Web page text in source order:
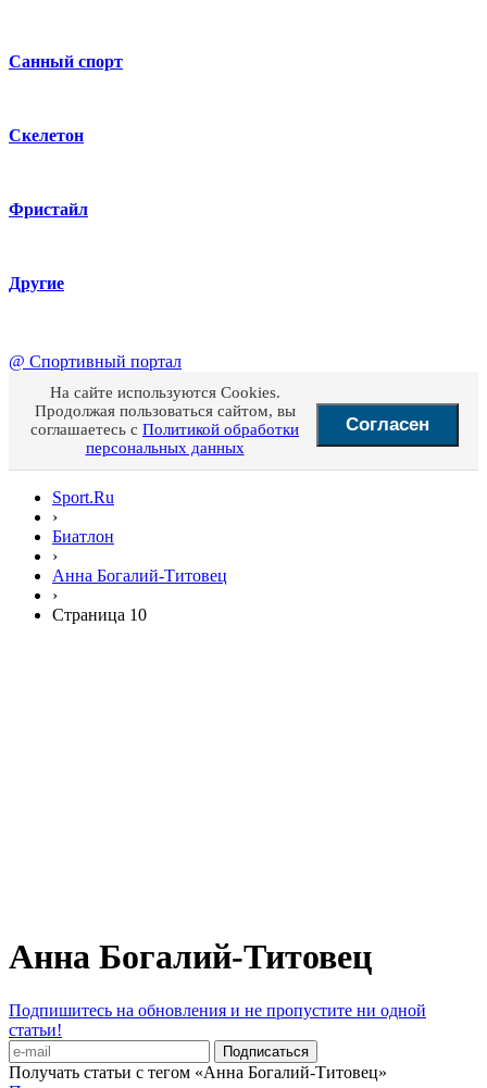
Санный спорт
Скелетон
Фристайл
Другие
@ Спортивный портал
На сайте используются Cookies.
Продолжая пользоваться сайтом, вы
соглашаетесь с Политикой обработки
персональных данных
Согласен
Sport.Ru
›
Биатлон
›
Анна Богалий-Титовец
›
Страница 10
Анна Богалий-Титовец
Подпишитесь на обновления и не пропустите ни одной
статьи!
Получать статьи с тегом «Анна Богалий-Титовец»